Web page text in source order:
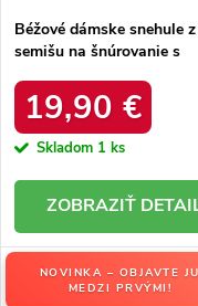
Béžové dámske snehule
semišu na šnúrovanie s
produktu C3016 BEIGE
19,90 €
Skladom 1 ks
NOVINKA – OBJAVTE JU
MEDZI PRVÝMI!